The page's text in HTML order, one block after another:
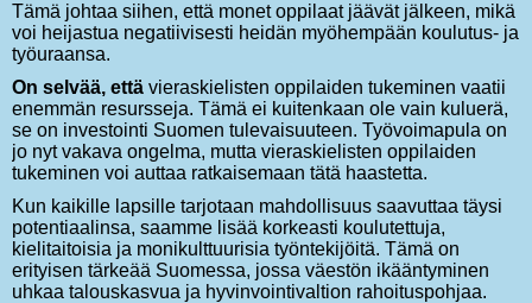
Tämä johtaa siihen, että monet oppilaat jäävät jälkeen, mikä
voi heijastua negatiivisesti heidän myöhempään koulutus- ja
työuraansa.
On selvää, että vieraskielisten oppilaiden tukeminen vaatii
enemmän resursseja. Tämä ei kuitenkaan ole vain kuluerä,
se on investointi Suomen tulevaisuuteen. Työvoimapula on
jo nyt vakava ongelma, mutta vieraskielisten oppilaiden
tukeminen voi auttaa ratkaisemaan tätä haastetta.
Kun kaikille lapsille tarjotaan mahdollisuus saavuttaa täysi
potentiaalinsa, saamme lisää korkeasti koulutettuja,
kielitaitoisia ja monikulttuurisia työntekijöitä. Tämä on
erityisen tärkeää Suomessa, jossa väestön ikääntyminen
uhkaa talouskasvua ja hyvinvointivaltion rahoituspohjaa.